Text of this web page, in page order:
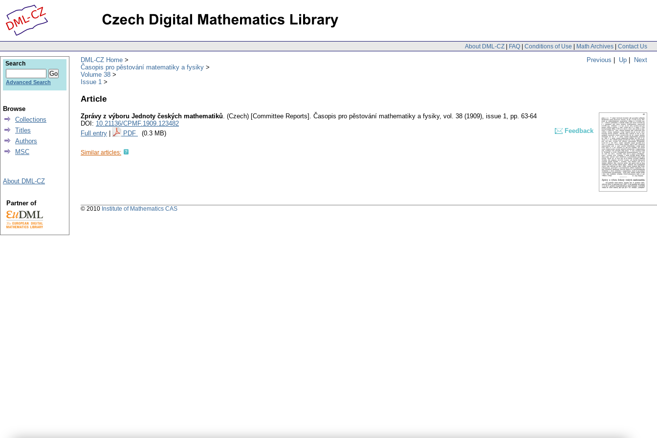
About DML-CZ | FAQ | Conditions of Use | Math Archives | Contact Us
Previous | Up | Next
DML-CZ Home
Časopis pro pěstování matematiky a fysiky
Volume 38
Issue 1
Article
Zprávy z výboru Jednoty českých mathematiků. (Czech) [Committee Reports]. Časopis pro pěstování mathematiky a fysiky, vol. 38 (1909), issue 1, pp. 63-64
DOI: 10.21136/CPMF.1909.123482
Full entry
PDF (0.3 MB) Feedback
Similar articles:
Search
Advanced Search
Browse
Collections
Titles
Authors
MSC
About DML-CZ
Partner of
© 2010 Institute of Mathematics CAS